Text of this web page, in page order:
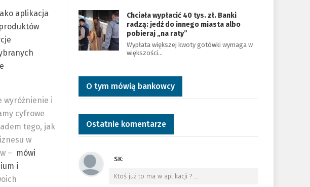
aplikacja
wyróżnienie i
cyfrowe
tego, jak
w
– mówi
i
Chciała wypłacić 40 tys. zł. Banki
radzą: jedź do innego miasta albo
pobieraj „na raty”
Wypłata większej kwoty gotówki wymaga w
większości…
O tym mówią bankowcy
Ostatnie komentarze
SK:
Ktoś już to ma w aplikacji ? …